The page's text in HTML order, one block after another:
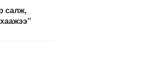
салж,